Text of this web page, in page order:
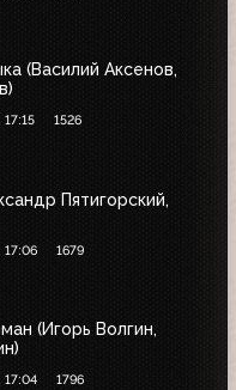
(Василий Аксенов,
1526
Пятигорский,
17:06 1679
(Игорь Волгин,
17:04 1796